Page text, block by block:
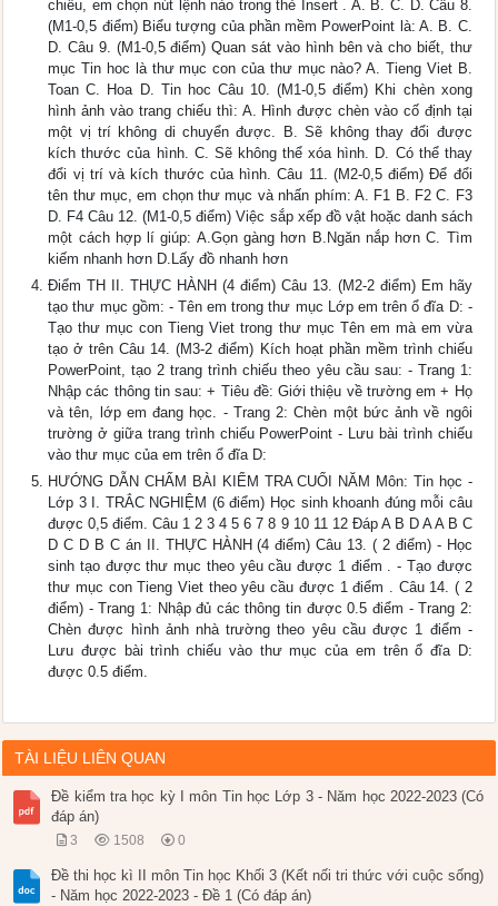
chiếu, em chọn nút lệnh nào trong thẻ Insert . A. B. C. D. Câu 8.
(M1-0,5 điểm) Biểu tượng của phần mềm PowerPoint là: A. B. C.
D. Câu 9. (M1-0,5 điểm) Quan sát vào hình bên và cho biết, thư
mục Tin hoc là thư mục con của thư mục nào? A. Tieng Viet B.
Toan C. Hoa D. Tin hoc Câu 10. (M1-0,5 điểm) Khi chèn xong
hình ảnh vào trang chiếu thì: A. Hình được chèn vào cố định tại
một vị trí không di chuyển được. B. Sẽ không thay đổi được
kích thước của hình. C. Sẽ không thể xóa hình. D. Có thể thay
đổi vị trí và kích thước của hình. Câu 11. (M2-0,5 điểm) Để đổi
tên thư mục, em chọn thư mục và nhấn phím: A. F1 B. F2 C. F3
D. F4 Câu 12. (M1-0,5 điểm) Việc sắp xếp đồ vật hoặc danh sách
một cách hợp lí giúp: A.Gọn gàng hơn B.Ngăn nắp hơn C. Tìm
kiếm nhanh hơn D.Lấy đồ nhanh hơn
Điểm TH II. THỰC HÀNH (4 điểm) Câu 13. (M2-2 điểm) Em hãy
tạo thư mục gồm: - Tên em trong thư mục Lớp em trên ổ đĩa D: -
Tạo thư mục con Tieng Viet trong thư mục Tên em mà em vừa
tạo ở trên Câu 14. (M3-2 điểm) Kích hoạt phần mềm trình chiếu
PowerPoint, tạo 2 trang trình chiếu theo yêu cầu sau: - Trang 1:
Nhập các thông tin sau: + Tiêu đề: Giới thiệu về trường em + Họ
và tên, lớp em đang học. - Trang 2: Chèn một bức ảnh về ngôi
trường ở giữa trang trình chiếu PowerPoint - Lưu bài trình chiếu
vào thư mục của em trên ổ đĩa D:
HƯỚNG DẪN CHẤM BÀI KIỂM TRA CUỐI NĂM Môn: Tin học -
Lớp 3 I. TRẮC NGHIỆM (6 điểm) Học sinh khoanh đúng mỗi câu
được 0,5 điểm. Câu 1 2 3 4 5 6 7 8 9 10 11 12 Đáp A B D A A B C
D C D B C án II. THỰC HÀNH (4 điểm) Câu 13. ( 2 điểm) - Học
sinh tạo được thư mục theo yêu cầu được 1 điểm . - Tạo được
thư mục con Tieng Viet theo yêu cầu được 1 điểm . Câu 14. ( 2
điểm) - Trang 1: Nhập đủ các thông tin được 0.5 điểm - Trang 2:
Chèn được hình ảnh nhà trường theo yêu cầu được 1 điểm -
Lưu được bài trình chiếu vào thư mục của em trên ổ đĩa D:
được 0.5 điểm.
TÀI LIỆU LIÊN QUAN
Đề kiểm tra học kỳ I môn Tin học Lớp 3 - Năm học 2022-2023 (Có
đáp án)
3 1508 0
Đề thi học kì II môn Tin học Khối 3 (Kết nối tri thức với cuộc sống)
- Năm học 2022-2023 - Đề 1 (Có đáp án)